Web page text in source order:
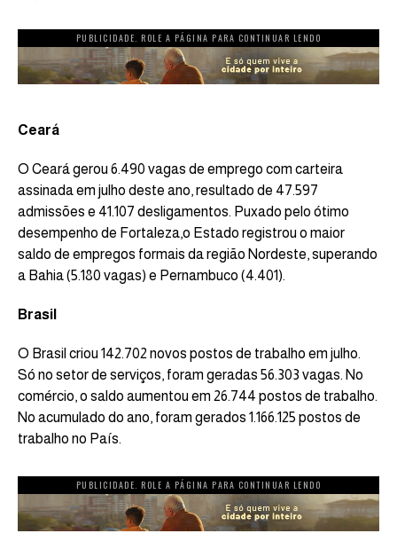
PUBLICIDADE. ROLE A PÁGINA PARA CONTINUAR LENDO
Ceará
O Ceará gerou 6.490 vagas de emprego com carteira
assinada em julho deste ano, resultado de 47.597
admissões e 41.107 desligamentos. Puxado pelo ótimo
desempenho de Fortaleza,o Estado registrou o maior
saldo de empregos formais da região Nordeste, superando
a Bahia (5.180 vagas) e Pernambuco (4.401).
Brasil
O Brasil criou 142.702 novos postos de trabalho em julho.
Só no setor de serviços, foram geradas 56.303 vagas. No
comércio, o saldo aumentou em 26.744 postos de trabalho.
No acumulado do ano, foram gerados 1.166.125 postos de
trabalho no País.
PUBLICIDADE. ROLE A PÁGINA PARA CONTINUAR LENDO